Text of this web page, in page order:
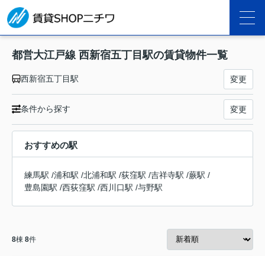
都営大江戸線 西新宿五丁目駅の賃貸物件一覧
西新宿五丁目駅 変更
条件から探す 変更
おすすめの駅
練馬駅 /浦和駅 /北浦和駅 /荻窪駅 /吉祥寺駅 /蕨駅 /
豊島園駅 /西荻窪駅 /西川口駅 /与野駅
8棟 8件